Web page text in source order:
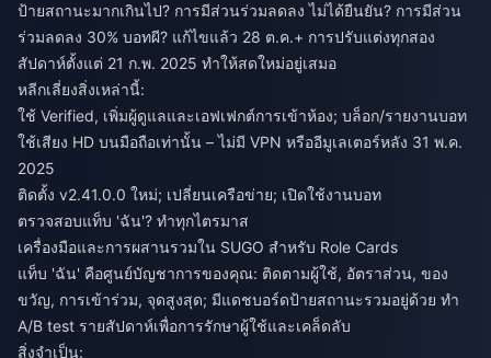
ป้ายสถานะมากเกินไป? การมีส่วนร่วมลดลง ไม่ได้ยืนยัน? การมีส่วน
ร่วมลดลง 30% บอทผี? แก้ไขแล้ว 28 ต.ค.+ การปรับแต่งทุกสอง
สัปดาห์ตั้งแต่ 21 ก.พ. 2025 ทำให้สดใหม่อยู่เสมอ
หลีกเลี่ยงสิ่งเหล่านี้:
ใช้ Verified, เพิ่มผู้ดูแลและเอฟเฟกต์การเข้าห้อง; บล็อก/รายงานบอท
ใช้เสียง HD บนมือถือเท่านั้น – ไม่มี VPN หรืออีมูเลเตอร์หลัง 31 พ.ค.
2025
ติดตั้ง v2.41.0.0 ใหม่; เปลี่ยนเครือข่าย; เปิดใช้งานบอท
ตรวจสอบแท็บ 'ฉัน'? ทำทุกไตรมาส
เครื่องมือและการผสานรวมใน SUGO สำหรับ Role Cards
แท็บ 'ฉัน' คือศูนย์บัญชาการของคุณ: ติดตามผู้ใช้, อัตราส่วน, ของ
ขวัญ, การเข้าร่วม, จุดสูงสุด; มีแดชบอร์ดป้ายสถานะรวมอยู่ด้วย ทำ
A/B test รายสัปดาห์เพื่อการรักษาผู้ใช้และเคล็ดลับ
สิ่งจำเป็น: